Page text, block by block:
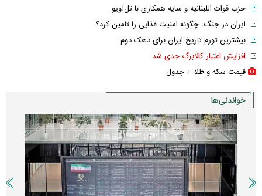
حزب قوات اللبنانیه و سایه همکاری با تل‌آویو
ایران در جنگ، چگونه امنیت غذایی را تامین کرد؟
بیشترین تورم تاریخ ایران برای دهک دوم
افزایش اعتبار کالابرگ جدی شد
قیمت سکه و طلا + جدول
خواندنی‌ها